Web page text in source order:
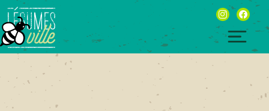
Skip
to
content
instagram